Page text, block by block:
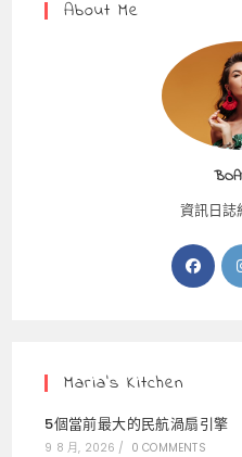
About Me
資訊日誌
in
Maria’s Kitchen
5個當前最大的民航渦扇引擎
9 8 月, 2026 / 0 COMMENTS